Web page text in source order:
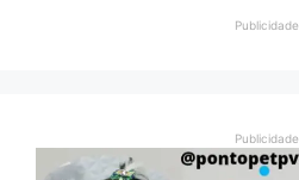
Publicidade
Publicidade